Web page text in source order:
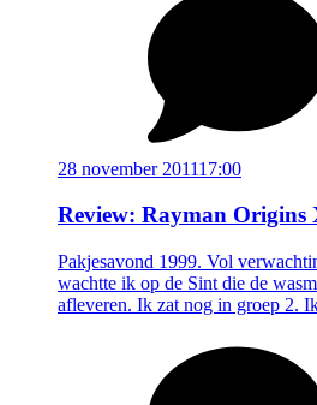
28 november 201117:00
Review: Rayman Origins
Pakjesavond 1999. Vol
wachtte ik op de Sint die de
afleveren. Ik zat nog in groep 2.